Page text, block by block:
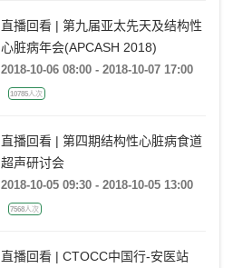
直播回看 | 第九届亚太先天及结构性
心脏病年会(APCASH 2018)
2018-10-06 08:00 - 2018-10-07 17:00
10785人次
直播回看 | 第四期结构性心脏病食道
超声研讨会
2018-10-05 09:30 - 2018-10-05 13:00
7568人次
直播回看 | CTOCC中国行-安医站